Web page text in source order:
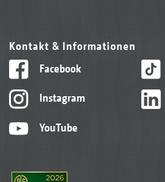
Kontakt & Informationen
Facebook
Instagram
YouTube